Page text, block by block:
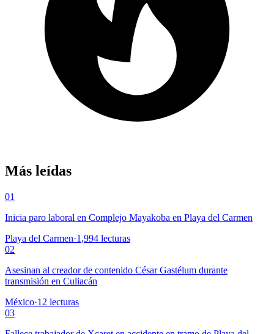
Más leídas
01
Inicia paro laboral en Complejo Mayakoba en Playa del Carmen
Playa del Carmen·1,994 lecturas
02
Asesinan al creador de contenido César Gastélum durante
transmisión en Culiacán
México·12 lecturas
03